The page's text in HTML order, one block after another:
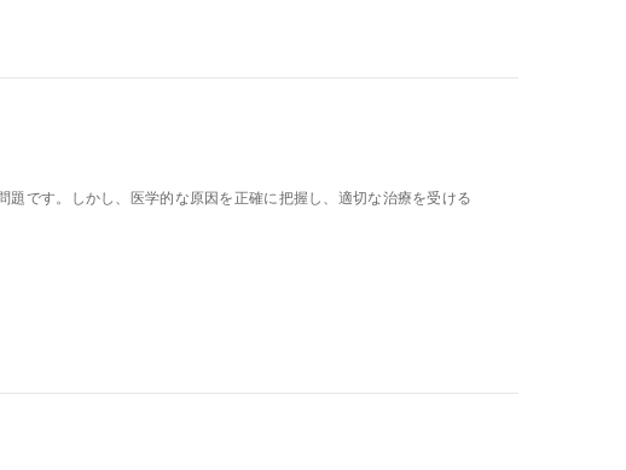
です。しかし、医学的な原因を正確に把握し、適切な治療を受ける